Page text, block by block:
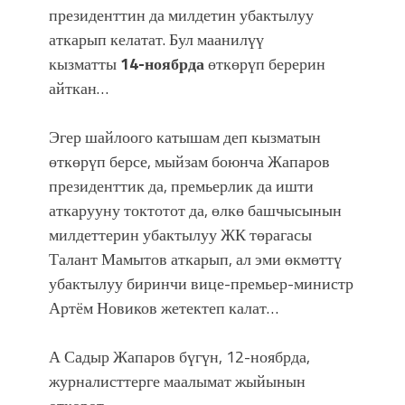
президенттин да милдетин убактылуу
аткарып келатат. Бул маанилүү
кызматты14-ноябрдаөткөрүп берерин
айткан…
Эгер шайлоого катышам деп кызматын
өткөрүп берсе, мыйзам боюнча Жапаров
президенттик да, премьерлик да ишти
аткарууну токтотот да, өлкө башчысынын
милдеттерин убактылуу ЖК төрагасы
Талант Мамытов аткарып, ал эми өкмөттү
убактылуу биринчи вице-премьер-министр
Артём Новиков жетектеп калат…
А Садыр Жапаров бүгүн, 12-ноябрда,
журналисттерге маалымат жыйынын